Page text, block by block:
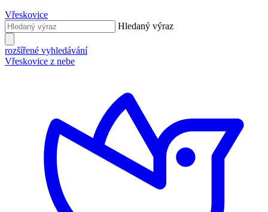
Vřeskovice
Hledaný výraz
rozšířené vyhledávání
Vřeskovice z nebe